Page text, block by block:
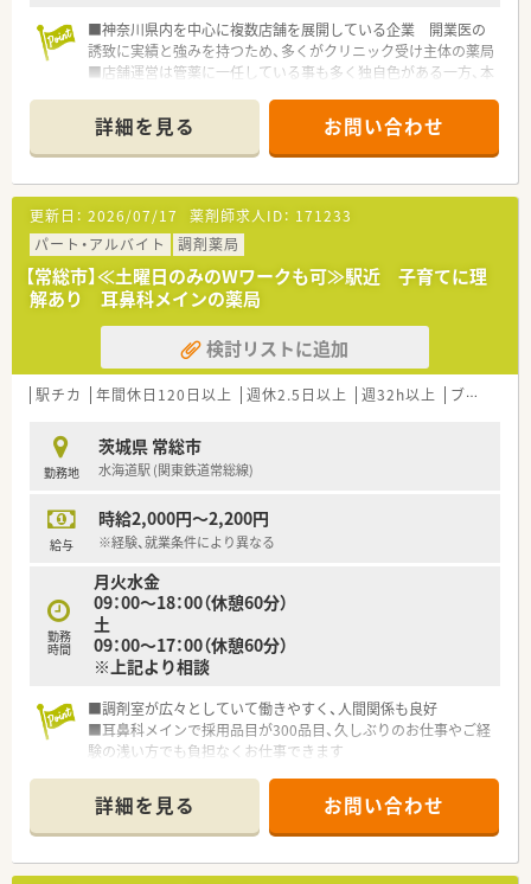
■神奈川県内を中心に複数店舗を展開している企業 開業医の
誘致に実績と強みを持つため、多くがクリニック受け主体の薬局
■店舗運営は管薬に一任している事も多く独自色がある一方、本
職率も低くお勧めしたい企業です。
■住宅補助あり 遠方の方、一人暮らしの方も大歓迎！
詳細を見る お問い合わせ
更新日： 2026/07/17 薬剤師求人ID： 171233
パート・アルバイト
調剤薬局
【常総市】≪土曜日のみのWワークも可≫駅近 子育てに理
解あり 耳鼻科メインの薬局
検討リストに追加
駅チカ 年間休日120日以上 週休2.5日以上 週32h以上 ブランク可
勤務地
茨城県 常総市
水海道駅 (関東鉄道常総線)
給与
時給2,000円～2,200円
※経験、就業条件により異なる
勤務
時間
月火水金
09：00～18：00（休憩60分）
土
09：00～17：00（休憩60分）
※上記より相談
■調剤室が広々としていて働きやすく、人間関係も良好
■耳鼻科メインで採用品目が300品目、久しぶりのお仕事やご経
験の浅い方でも負担なくお仕事できます
詳細を見る お問い合わせ